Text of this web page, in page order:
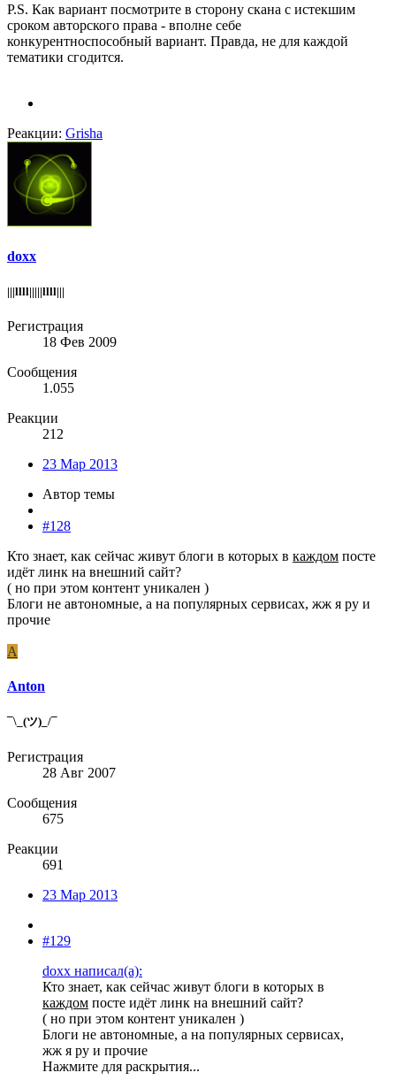
P.S. Как вариант посмотрите в сторону скана с истекшим
сроком авторского права - вполне себе
конкурентноспособный вариант. Правда, не для каждой
тематики сгодится.
Реакции: Grisha
doxx
|||llll|||||llll|||
Регистрация
18 Фев 2009
Сообщения
1.055
Реакции
212
23 Мар 2013
Автор темы
#128
Кто знает, как сейчас живут блоги в которых в каждом посте
идёт линк на внешний сайт?
( но при этом контент уникален )
Блоги не автономные, а на популярных сервисах, жж я ру и
прочие
A
Anton
¯\_(ツ)_/¯
Регистрация
28 Авг 2007
Сообщения
675
Реакции
691
23 Мар 2013
#129
doxx написал(а):
Кто знает, как сейчас живут блоги в которых в
каждом посте идёт линк на внешний сайт?
( но при этом контент уникален )
Блоги не автономные, а на популярных сервисах,
жж я ру и прочие
Нажмите для раскрытия...